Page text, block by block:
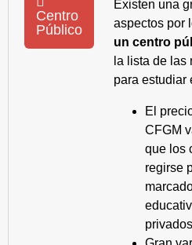
Centro
Público
Existen una
aspectos por
un centro
la lista de las
para estudiar
El
CFGM
que los
regirse